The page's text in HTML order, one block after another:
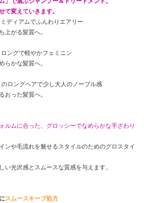
て変えていきます。
ディアムでふんわりエアリー
がる髪質へ。
ングで軽やかフェミニン
かな髪質へ。
ロングヘアで少し大人のノーブル感
った髪質へ。
ルムに合った、グロッシーでなめらかな手ざわり
ンや毛流れを魅せるスタイルのためのグロスタイ
い光沢感とスムースな質感を与えます。
スムースキープ処方